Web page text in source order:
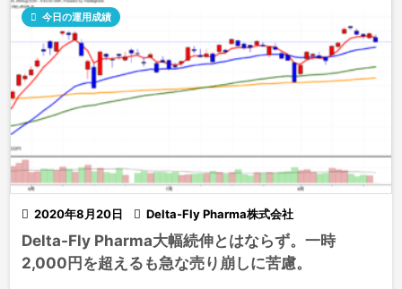
 2020年8月20日
 今日の運用成績
 Delta-Fly Pharma株式会社
Delta-Fly Pharma大幅続伸とはならず。一時
2,000円を超えるも急な売り崩しに苦慮。